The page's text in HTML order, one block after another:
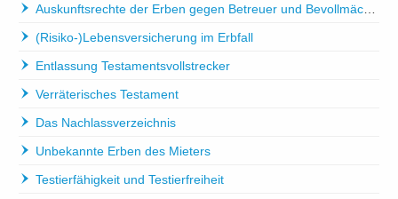
Auskunftsrechte der Erben gegen Betreuer und Bevollmächtigte
(Risiko-)Lebensversicherung im Erbfall
Entlassung Testamentsvollstrecker
Verräterisches Testament
Das Nachlassverzeichnis
Unbekannte Erben des Mieters
Testierfähigkeit und Testierfreiheit